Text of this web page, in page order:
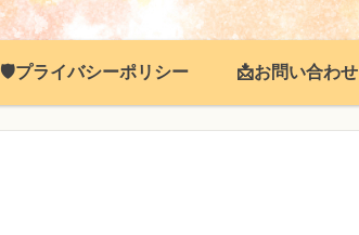
🛡️プライバシーポリシー 📩お問い合わせ